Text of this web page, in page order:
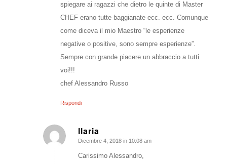
spiegare ai ragazzi che dietro le quinte di Master
CHEF erano tutte baggianate ecc. ecc. Comunque
come diceva il mio Maestro “le esperienze
negative o positive, sono sempre esperienze”.
Sempre con grande piacere un abbraccio a tutti
voi!!!
chef Alessandro Russo
Rispondi
Ilaria
dice:
Dicembre 4, 2018 in 10:08 am
Carissimo Alessandro,